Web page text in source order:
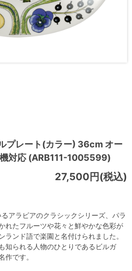
プレート(カラー) 36cm オー
対応 (ARB111-1005599)
27,500円(税込)
アラビアのクラシックシリーズ、パラ
れたフルーツや花々と鮮やかな色彩が
ランド語で楽園と名付けられました。
知られる人物のひとりであるビルガ
作です。